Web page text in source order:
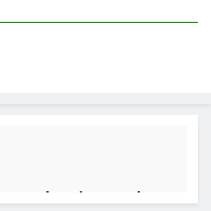
réussir un achat